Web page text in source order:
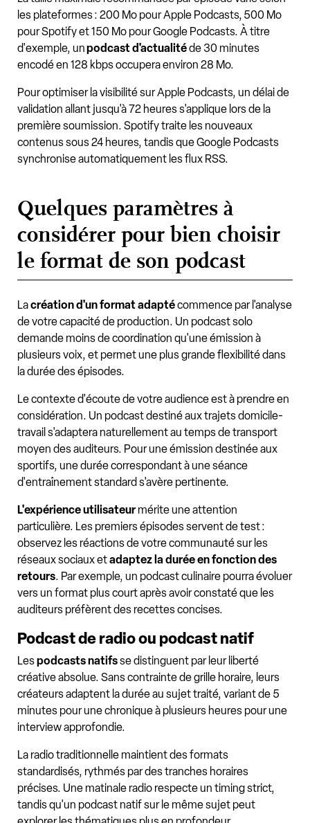
les plateformes : 200 Mo pour Apple Podcasts, 500 Mo
pour Spotify et 150 Mo pour Google Podcasts. À titre
d'exemple, unpodcast d'actualitéde 30 minutes
encodé en 128 kbps occupera environ 28 Mo.
Pour optimiser la visibilité sur Apple Podcasts, un délai de
validation allant jusqu'à 72 heures s'applique lors de la
première soumission. Spotify traite les nouveaux
contenus sous 24 heures, tandis que Google Podcasts
synchronise automatiquement les flux RSS.
Quelques paramètres à
considérer pour bien choisir
le format de son podcast
Lacréation d'un format adaptécommence par l'analyse
de votre capacité de production. Un podcast solo
demande moins de coordination qu'une émission à
plusieurs voix, et permet une plus grande flexibilité dans
la durée des épisodes.
Le contexte d'écoute de votre audience est à prendre en
considération. Un podcast destiné aux trajets domicile-
travail s'adaptera naturellement au temps de transport
moyen des auditeurs. Pour une émission destinée aux
sportifs, une durée correspondant à une séance
d'entraînement standard s'avère pertinente.
L'expérience utilisateur mérite une attention
particulière. Les premiers épisodes servent de test :
observez les réactions de votre communauté sur les
réseaux sociaux etadaptez la durée en fonction des
retours. Par exemple, un podcast culinaire pourra évoluer
vers un format plus court après avoir constaté que les
auditeurs préfèrent des recettes concises.
Podcast de radio ou podcast natif
Lespodcasts natifsse distinguent par leur liberté
créative absolue. Sans contrainte de grille horaire, leurs
créateurs adaptent la durée au sujet traité, variant de 5
minutes pour une chronique à plusieurs heures pour une
interview approfondie.
La radio traditionnelle maintient des formats
standardisés, rythmés par des tranches horaires
précises. Une matinale radio respecte un timing strict,
tandis qu'un podcast natif sur le même sujet peut